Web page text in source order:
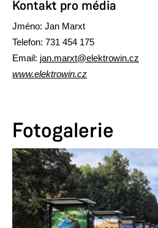
Kontakt pro média
Jméno: Jan Marxt
Telefon: 731 454 175
Email: jan.marxt@elektrowin.cz
www.elektrowin.cz
Fotogalerie